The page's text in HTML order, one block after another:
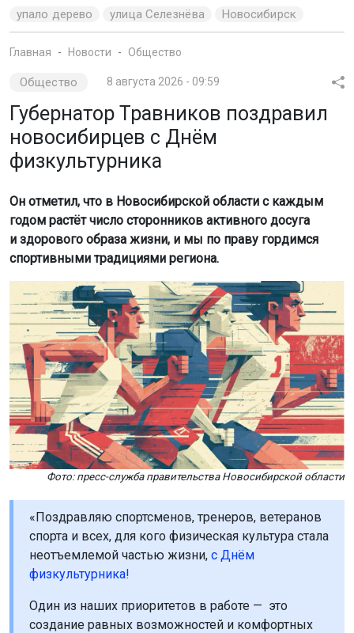
упало дерево улица Селезнёва Новосибирск
Главная Новости Общество
Общество 8 августа 2026 - 09:59
Губернатор Травников поздравил
новосибирцев с Днём
физкультурника
Он отметил, что в Новосибирской области с каждым
годом растёт число сторонников активного досуга
и здорового образа жизни, и мы по праву гордимся
спортивными традициями региона.
Фото: пресс-служба правительства Новосибирской области
«Поздравляю спортсменов, тренеров, ветеранов
спорта и всех, для кого физическая культура стала
неотъемлемой частью жизни, с Днём
физкультурника!
Один из наших приоритетов в работе — это
создание равных возможностей и комфортных